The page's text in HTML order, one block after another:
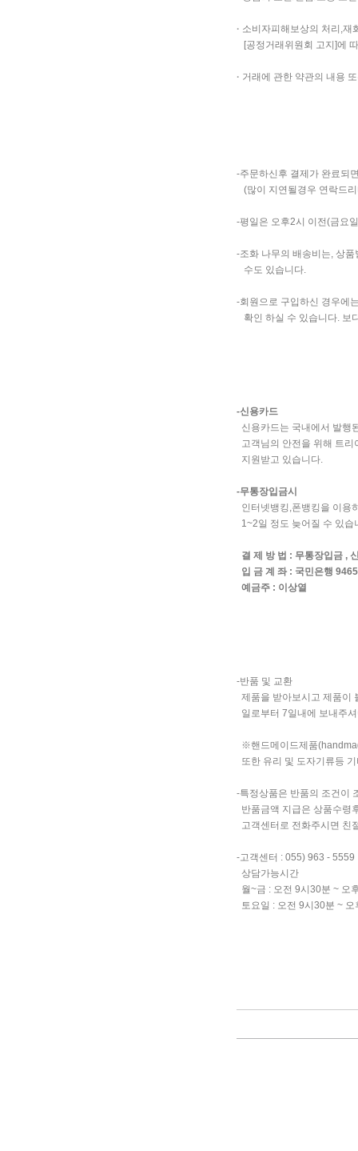
· 소비자피해보상의 처리,재
[공정거래위원회 고지]에
· 거래에 관한 약관의 내용
-주문하신후 결제가 완료되
(많이 지연될경우 연락드
-평일은 오후2시 이전(금요
-조화 나무의 배송비는, 상
수도 있습니다.
-회원으로 구입하신 경우에
확인 하실 수 있습니다. 보
-신용카드
신용카드는 국내에서 발행
고객님의 안전을 위해 트
지원받고 있습니다.
-무통장입금시
인터넷뱅킹,폰뱅킹을 이용
1~2일 정도 늦어질 수 있
결 제 방 법 : 무통장입금 ,
입 금 계 좌 : 국민은행
예금주 : 이상열
-반품 및 교환
제품을 받아보시고 제품이
일로부터 7일내에 보내주
※핸드메이드제품
또한 유리 및 도자기류등
-특정상품은 반품의 조건이
반품금액 지급은 상품수령
고객센터로 전화주시면 친
-고객센터 : 055) 963 - 5559
상담가능시간
월~금 : 오전 9시30분 ~ 오
토요일 : 오전 9시30분 ~